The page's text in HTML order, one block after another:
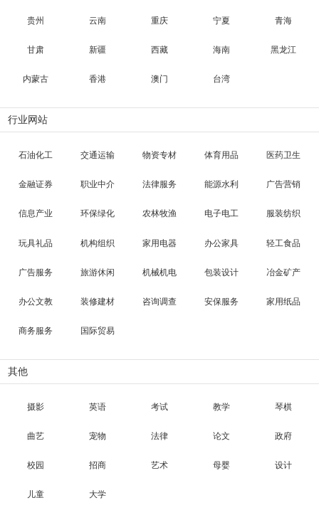
贵州 云南 重庆 宁夏 青海
甘肃 新疆 西藏 海南 黑龙江
内蒙古 香港 澳门 台湾
行业网站
石油化工 交通运输 物资专材 体育用品 医药卫生
金融证券 职业中介 法律服务 能源水利 广告营销
信息产业 环保绿化 农林牧渔 电子电工 服装纺织
玩具礼品 机构组织 家用电器 办公家具 轻工食品
广告服务 旅游休闲 机械机电 包装设计 冶金矿产
办公文教 装修建材 咨询调查 安保服务 家用纸品
商务服务 国际贸易
其他
摄影 英语 考试 教学 琴棋
曲艺 宠物 法律 论文 政府
校园 招商 艺术 母婴 设计
儿童 大学